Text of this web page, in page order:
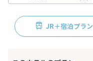
JR＋宿泊プラン